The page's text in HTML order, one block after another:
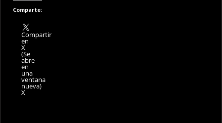
Comparte:
Compartir
en
X
(Se
abre
en
una
ventana
nueva)
X